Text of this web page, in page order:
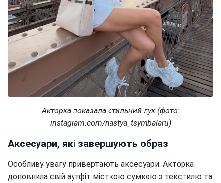
Акторка показала стильний лук (фото:
instagram.com/nastya_tsymbalaru)
Аксесуари, які завершують образ
Особливу увагу привертають аксесуари. Акторка
доповнила свій аутфіт місткою сумкою з текстилю та